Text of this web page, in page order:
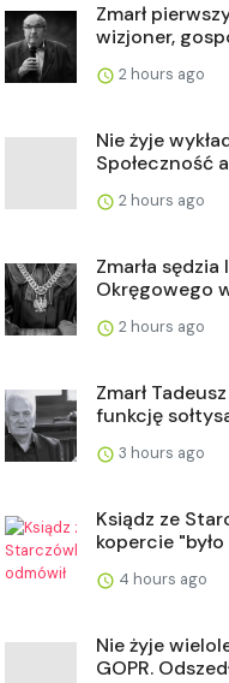
Zmarł
wizjoner,
2 hours ago
Nie żyje
Społeczność
2 hours ago
Zmarła sędzia
Okręgowego
2 hours ago
Zmarł
funkcję
3 hours ago
Ksiądz ze
kopercie "było
4 hours ago
Nie żyje
GOPR.